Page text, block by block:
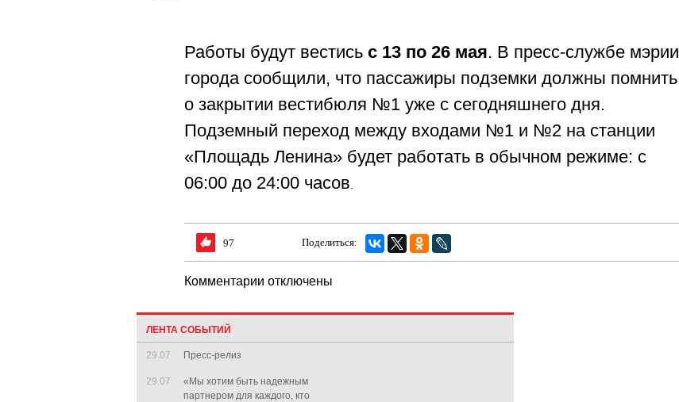
Работы будут вестись с 13 по 26 мая. В пресс-службе мэрии
города сообщили, что пассажиры подземки должны помнить
о закрытии вестибюля №1 уже с сегодняшнего дня.
Подземный переход между входами №1 и №2 на станции
«Площадь Ленина» будет работать в обычном режиме: с
06:00 до 24:00 часов
97 Поделиться:
Комментарии отключены
ЛЕНТА СОБЫТИЙ
29.07 Пресс-релиз
29.07
«Мы хотим быть надежным
партнером для каждого, кто